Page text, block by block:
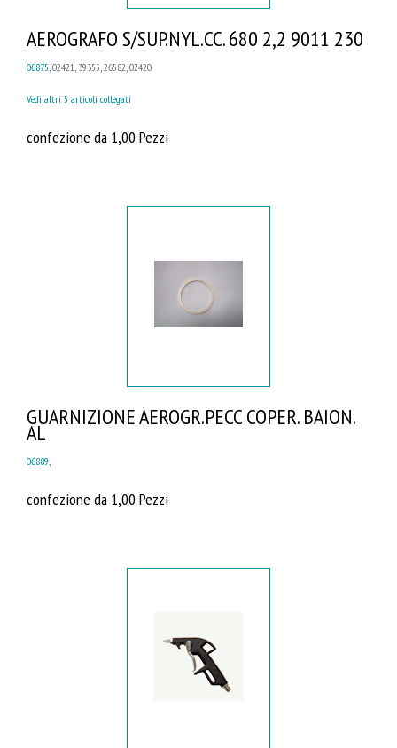
AEROGRAFO S/SUP.NYL.CC. 680 2,2 9011 230
06875 , 02421, 39355, 26582, 02420
Vedi altri 5 articoli collegati
confezione da 1,00 Pezzi
GUARNIZIONE AEROGR.PECC COPER. BAION.
AL
06889,
confezione da 1,00 Pezzi